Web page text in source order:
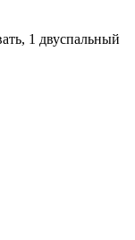
1 двуспальный